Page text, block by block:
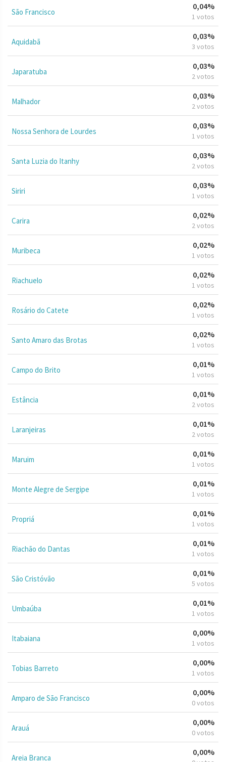
São Francisco
0,04%
1 votos
Aquidabã
0,03%
3 votos
Japaratuba
0,03%
2 votos
Malhador
0,03%
2 votos
Nossa Senhora de Lourdes
0,03%
1 votos
Santa Luzia do Itanhy
0,03%
2 votos
Siriri
0,03%
1 votos
Carira
0,02%
2 votos
Muribeca
0,02%
1 votos
Riachuelo
0,02%
1 votos
Rosário do Catete
0,02%
1 votos
Santo Amaro das Brotas
0,02%
1 votos
Campo do Brito
0,01%
1 votos
Estância
0,01%
2 votos
Laranjeiras
0,01%
2 votos
Maruim
0,01%
1 votos
Monte Alegre de Sergipe
0,01%
1 votos
Propriá
0,01%
1 votos
Riachão do Dantas
0,01%
1 votos
São Cristóvão
0,01%
5 votos
Umbaúba
0,01%
1 votos
Itabaiana
0,00%
1 votos
Tobias Barreto
0,00%
1 votos
Amparo de São Francisco
0,00%
0 votos
Arauá
0,00%
0 votos
Areia Branca
0,00%